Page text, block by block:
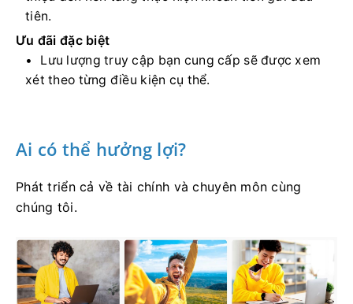
tiên.
Ưu đãi đặc biệt
Lưu lượng truy cập bạn cung cấp sẽ được xem
xét theo từng điều kiện cụ thể.
Ai có thể hưởng lợi?
Phát triển cả về tài chính và chuyên môn cùng
chúng tôi.